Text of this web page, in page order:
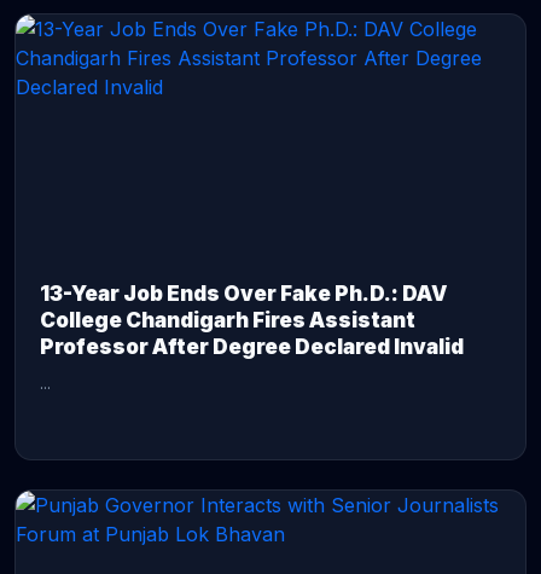
13-Year Job Ends Over Fake Ph.D.: DAV
College Chandigarh Fires Assistant
Professor After Degree Declared Invalid
...